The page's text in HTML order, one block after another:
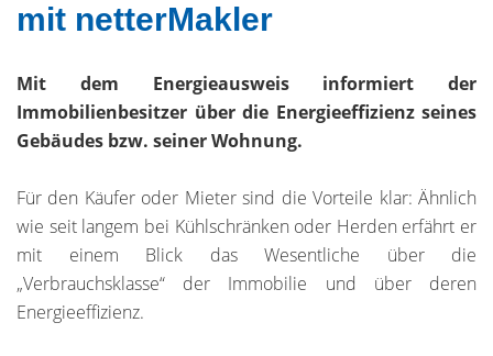
mit netterMakler
Mit dem Energieausweis informiert der
Immobilienbesitzer über die Energieeffizienz seines
Gebäudes bzw. seiner Wohnung.
Für den Käufer oder Mieter sind die Vorteile klar: Ähnlich
wie seit langem bei Kühlschränken oder Herden erfährt er
mit einem Blick das Wesentliche über die
„Verbrauchsklasse“ der Immobilie und über deren
Energieeffizienz.